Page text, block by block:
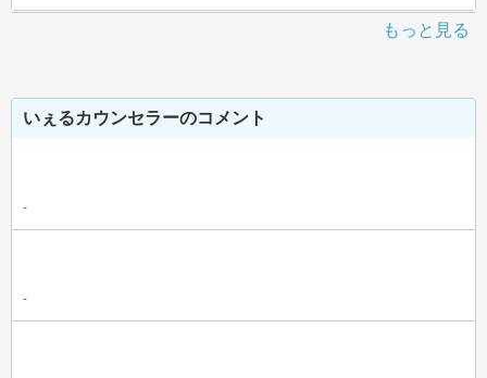
もっと見る
いぇるカウンセラーのコメント
-
-